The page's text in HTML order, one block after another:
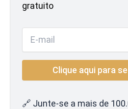
gratuito
🔗 Junte-se a mais de